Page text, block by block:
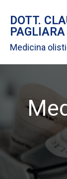
DOTT.
PAGLIARA
Medicina